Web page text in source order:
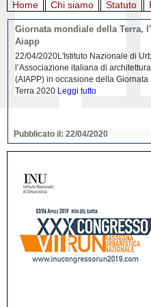
Home Chi siamo Statuto
Giornata mondiale della Terra,
Aiapp
22/04/2020L'Istituto Nazionale di
l’Associazione italiana di
(AIAPP) in occasione della
Terra 2020 Leggi tutto
Pubblicato il: 22/04/2020